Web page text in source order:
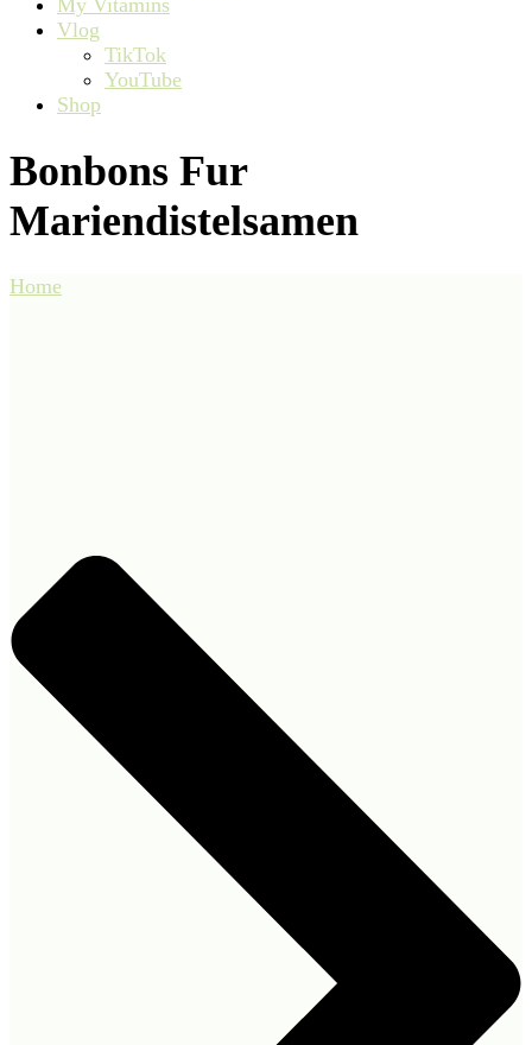
My Vitamins
Vlog
TikTok
YouTube
Shop
Bonbons Fur
Mariendistelsamen
Home